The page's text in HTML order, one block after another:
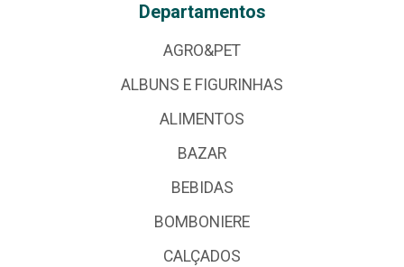
Departamentos
AGRO&PET
ALBUNS E FIGURINHAS
ALIMENTOS
BAZAR
BEBIDAS
BOMBONIERE
CALÇADOS